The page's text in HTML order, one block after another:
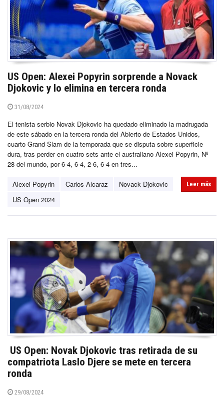
US Open: Alexei Popyrin sorprende a Novack
Djokovic y lo elimina en tercera ronda
31/08/2024
El tenista serbio Novak Djokovic ha quedado eliminado la madrugada
de este sábado en la tercera ronda del Abierto de Estados Unidos,
cuarto Grand Slam de la temporada que se disputa sobre superficie
dura, tras perder en cuatro sets ante el australiano Alexei Popyrin, Nº
28 del mundo, por 6-4, 6-4, 2-6, 6-4 en tres...
Alexei Popyrin Carlos Alcaraz
Novack Djokovic
US Open 2024
Leer más
US Open: Novak Djokovic tras retirada de su
compatriota Laslo Djere se mete en tercera
ronda
29/08/2024